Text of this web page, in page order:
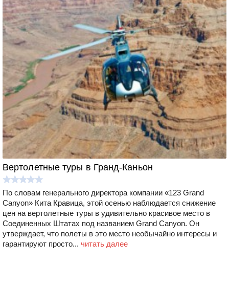
Вертолетные туры в Гранд-Каньон
По словам генерального директора компании «123 Grand
Canyon» Кита Кравица, этой осенью наблюдается снижение
цен на вертолетные туры в удивительно красивое место в
Соединенных Штатах под названием Grand Canyon. Он
утверждает, что полеты в это место необычайно интересы и
гарантируют просто... читать далее